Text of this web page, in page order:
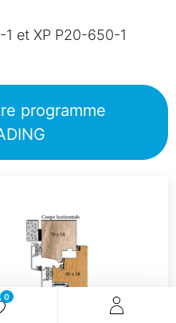
0
et XP P20-650-1
programme